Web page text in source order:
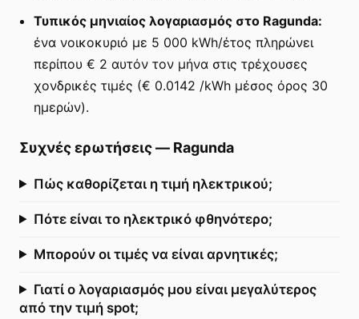
Τυπικός μηνιαίος λογαριασμός στο Ragunda:
ένα νοικοκυριό με 5 000 kWh/έτος πληρώνει
περίπου € 2 αυτόν τον μήνα στις τρέχουσες
χονδρικές τιμές (€ 0.0142 /kWh μέσος όρος 30
ημερών).
Συχνές ερωτήσεις— Ragunda
Πώς καθορίζεται η τιμή ηλεκτρικού;
Πότε είναι το ηλεκτρικό φθηνότερο;
Μπορούν οι τιμές να είναι αρνητικές;
Γιατί ο λογαριασμός μου είναι μεγαλύτερος
από την τιμή spot;